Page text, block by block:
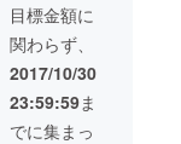
目標金額に
関わらず、
2017/10/30
23:59:59ま
でに集まっ